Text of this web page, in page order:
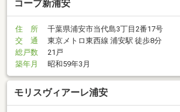
コープ新浦安
住 所
千葉県浦安市当代島3丁目2番17号
交 通
東京メトロ東西線 浦安駅 徒歩8分
総戸数
21戸
築年月
昭和59年3月
モリスヴィアーレ浦安